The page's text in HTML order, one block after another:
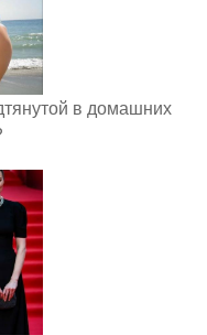
в домашних